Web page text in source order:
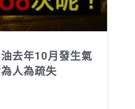
油去年10月發生氣
人為疏失